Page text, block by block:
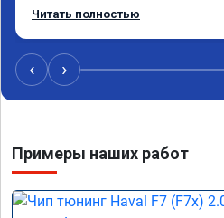
Спасибо огромное
Читать полностью
‹ ›
Примеры наших работ